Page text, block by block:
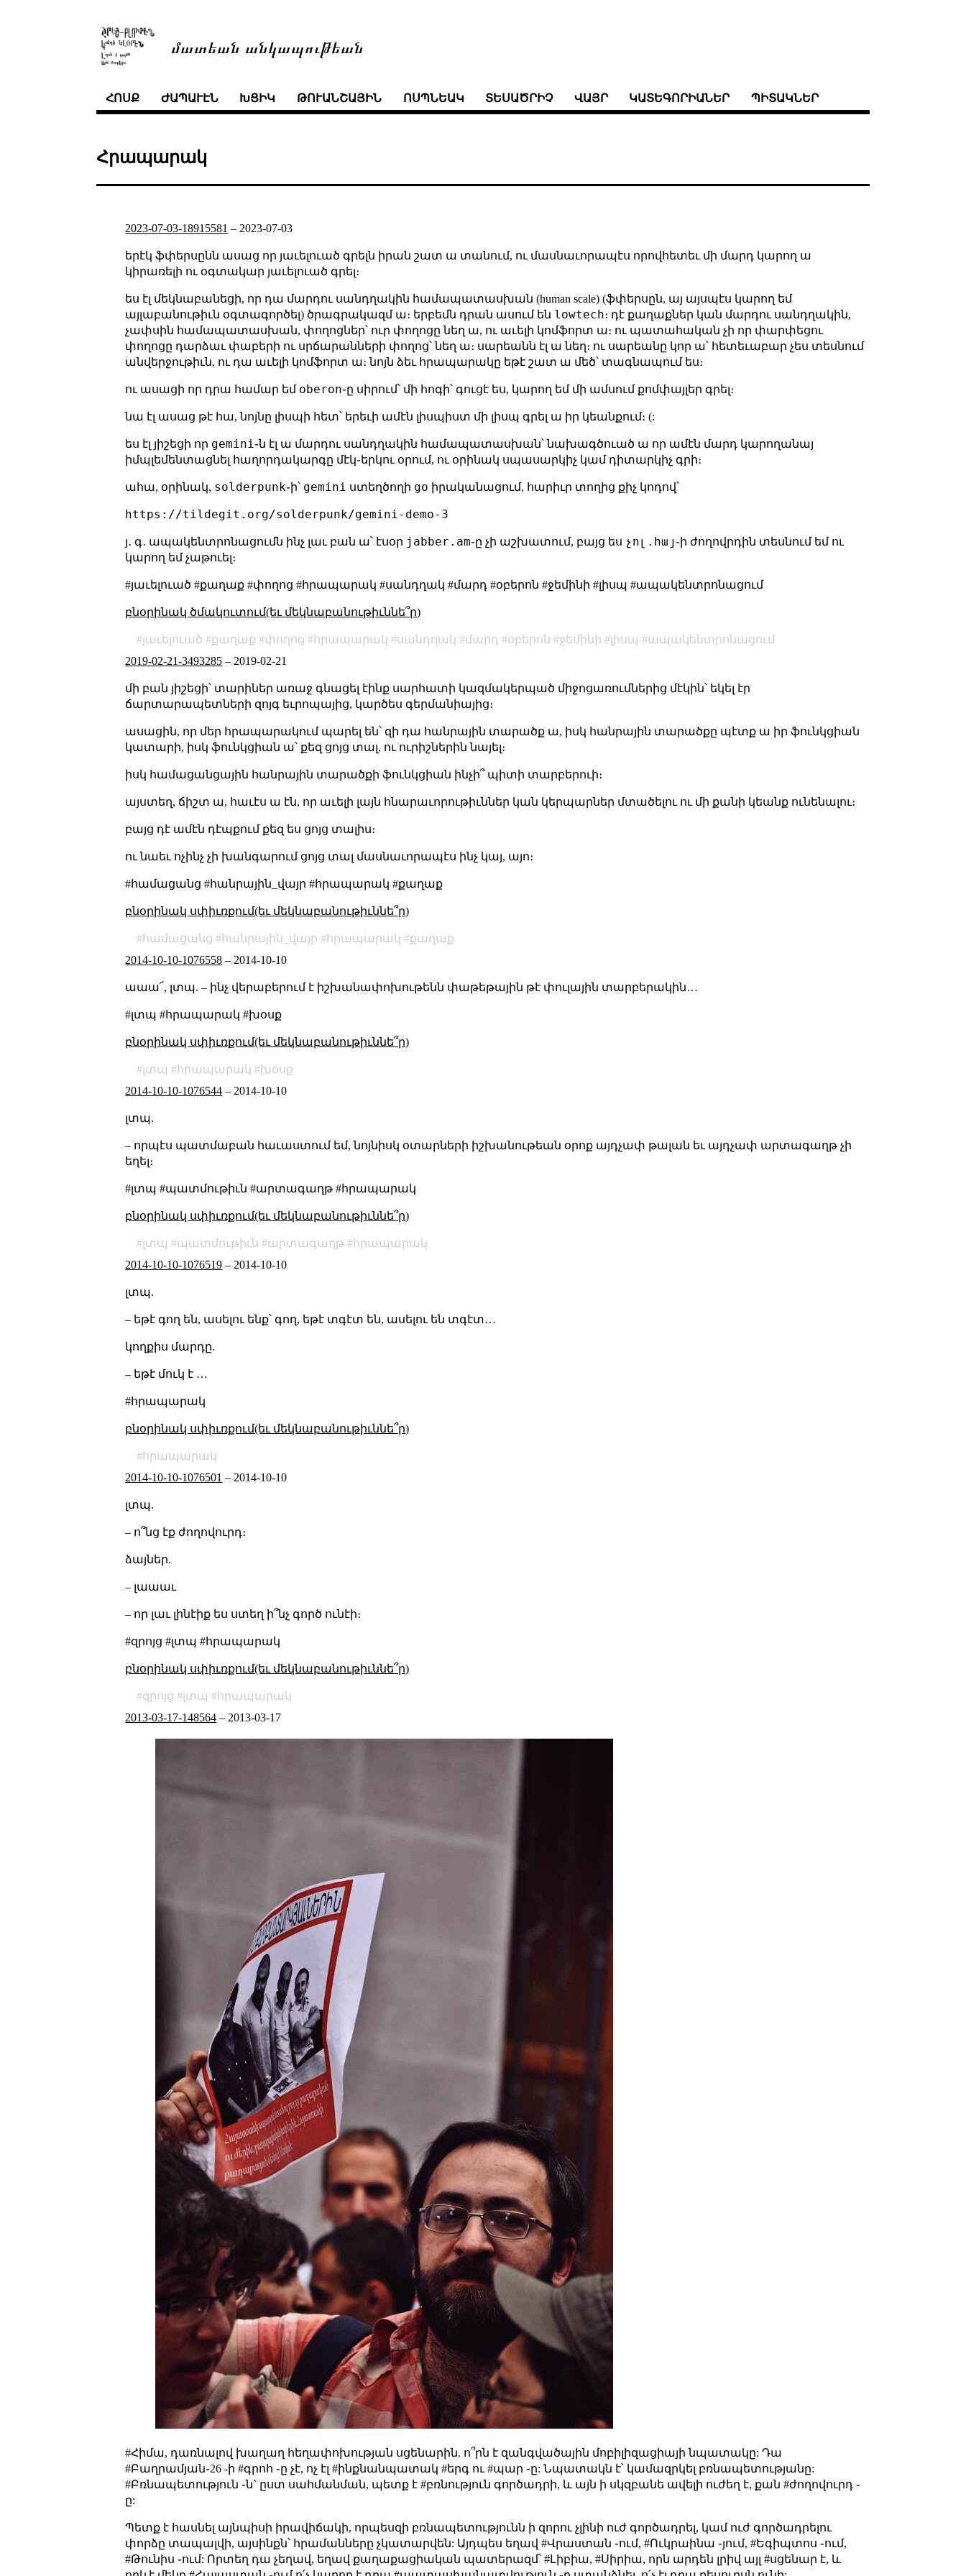
մատեան անկապութեան
ՀՈՍՔ ԺԱՊԱՒԷՆ ԽՑԻԿ ԹՈՒԱՆՇԱՅԻՆ ՈՍՊՆԵԱԿ ՏԵՍԱԾՐԻՉ ՎԱՅՐ ԿԱՏԵԳՈՐԻԱՆԵՐ ՊԻՏԱԿՆԵՐ
Հրապարակ
2023-07-03-18915581 – 2023-07-03
երէկ ֆփերսընն ասաց որ յաւելուած գրելն իրան շատ ա տանում, ու մասնաւորապէս որովհետեւ մի մարդ կարող ա
կիրառելի ու օգտակար յաւելուած գրել։
ես էլ մեկնաբանեցի, որ դա մարդու սանդղակին համապատասխան (human scale) (ֆփերսըն, այ այսպէս կարող եմ
այլաբանութիւն օգտագործել) ծրագրակազմ ա։ երբեմն դրան ասում են lowtech։ դէ քաղաքներ կան մարդու սանդղակին,
չափսին համապատասխան, փողոցներ՝ ուր փողոցը նեղ ա, ու աւելի կոմֆորտ ա։ ու պատահական չի որ փարփեցու
փողոցը դարձաւ փաբերի ու սրճարանների փողոց՝ նեղ ա։ սարեանն էլ ա նեղ։ ու սարեանը կոր ա՝ հետեւաբար չես տեսնում
անվերջութիւն, ու դա աւելի կոմֆորտ ա։ նոյն ձեւ հրապարակը եթէ շատ ա մեծ՝ տագնապում ես։
ու ասացի որ դրա համար եմ oberon֊ը սիրում՝ մի հոգի՝ գուցէ ես, կարող եմ մի ամսում քոմփայլեր գրել։
նա էլ ասաց թէ հա, նոյնը լիսպի հետ՝ երեւի ամէն լիսպիստ մի լիսպ գրել ա իր կեանքում։ (:
ես էլ յիշեցի որ gemini֊ն էլ ա մարդու սանդղակին համապատասխան՝ նախագծուած ա որ ամէն մարդ կարողանայ
իմպլեմենտացնել հաղորդակարգը մէկ֊երկու օրում, ու օրինակ սպասարկիչ կամ դիտարկիչ գրի։
ահա, օրինակ, solderpunk֊ի՝ gemini ստեղծողի go իրականացում, հարիւր տողից քիչ կոդով՝
https://tildegit.org/solderpunk/gemini-demo-3
յ․ գ․ ապակենտրոնացումն ինչ լաւ բան ա՝ էսօր jabber.am֊ը չի աշխատում, բայց ես չոլ.հայ֊ի ժողովրդին տեսնում եմ ու
կարող եմ չաթուել։
#յաւելուած #քաղաք #փողոց #հրապարակ #սանդղակ #մարդ #օբերոն #ջեմինի #լիսպ #ապակենտրոնացում
բնօրինակ ծմակուտում(եւ մեկնաբանութիւննե՞ր)
յաւելուած քաղաք փողոց հրապարակ սանդղակ մարդ օբերոն ջեմինի լիսպ
ապակենտրոնացում
2019-02-21-3493285 – 2019-02-21
մի բան յիշեցի՝ տարիներ առաջ գնացել էինք սարհատի կազմակերպած միջոցառումներից մէկին՝ եկել էր
ճարտարապետների զոյգ եւրոպայից, կարծես գերմանիայից։
ասացին, որ մեր հրապարակում պարել են՝ զի դա հանրային տարածք ա, իսկ հանրային տարածքը պէտք ա իր ֆունկցիան
կատարի, իսկ ֆունկցիան ա՝ քեզ ցոյց տալ, ու ուրիշներին նայել։
իսկ համացանցային հանրային տարածքի ֆունկցիան ինչի՞ պիտի տարբերուի։
այստեղ, ճիշտ ա, հաւէս ա էն, որ աւելի լայն հնարաւորութիւններ կան կերպարներ մտածելու ու մի քանի կեանք ունենալու։
բայց դէ ամէն դէպքում քեզ ես ցոյց տալիս։
ու նաեւ ոչինչ չի խանգարում ցոյց տալ մասնաւորապէս ինչ կայ, այո։
#համացանց #հանրային_վայր #հրապարակ #քաղաք
բնօրինակ սփիւռքում(եւ մեկնաբանութիւննե՞ր)
համացանց հանրային_վայր հրապարակ
քաղաք
2014-10-10-1076558 – 2014-10-10
աաա՜, լտպ. – ինչ վերաբերում է իշխանափոխութենն փաթեթային թէ փուլային տարբերակին…
#լտպ #հրապարակ #խօսք
բնօրինակ սփիւռքում(եւ մեկնաբանութիւննե՞ր)
լտպ հրապարակ
խօսք
2014-10-10-1076544 – 2014-10-10
լտպ.
– որպէս պատմաբան հաւաստում եմ, նոյնիսկ օտարների իշխանութեան օրոք այդչափ թալան եւ այդչափ արտագաղթ չի
եղել։
#լտպ #պատմութիւն #արտագաղթ #հրապարակ
բնօրինակ սփիւռքում(եւ մեկնաբանութիւննե՞ր)
լտպ պատմութիւն արտագաղթ
հրապարակ
2014-10-10-1076519 – 2014-10-10
լտպ.
– եթէ գող են, ասելու ենք՝ գող, եթէ տգէտ են, ասելու են տգէտ…
կողքիս մարդը.
– եթէ մուկ է …
#հրապարակ
բնօրինակ սփիւռքում(եւ մեկնաբանութիւննե՞ր)
հրապարակ
2014-10-10-1076501 – 2014-10-10
լտպ.
– ո՞նց էք ժողովուրդ։
ձայներ.
– լաաաւ
– որ լաւ լինէիք ես ստեղ ի՞նչ գործ ունէի։
#զրոյց #լտպ #հրապարակ
բնօրինակ սփիւռքում(եւ մեկնաբանութիւննե՞ր)
զրոյց լտպ
հրապարակ
2013-03-17-148564 – 2013-03-17
#Հիմա, դառնալով խաղաղ հեղափոխության սցենարին. ո՞րն է զանգվածային մոբիլիզացիայի նպատակը: Դա
#Բաղրամյան֊26 -ի #գրոհ ֊ը չէ, ոչ էլ #ինքնանպատակ #երգ ու #պար ֊ը: Նպատակն է՝ կամազրկել բռնապետությանը:
#Բռնապետություն ֊ն` ըստ սահմանման, պետք է #բռնություն գործադրի, և այն ի սկզբանե ավելի ուժեղ է, քան #ժողովուրդ ֊
ը:
Պետք է հասնել այնպիսի իրավիճակի, որպեսզի բռնապետությունն ի զորու չլինի ուժ գործադրել, կամ ուժ գործադրելու
փորձը տապալվի, այսինքն՝ հրամանները չկատարվեն: Այդպես եղավ #Վրաստան ֊ում, #Ուկրաինա ֊յում, #Եգիպտոս ֊ում,
#Թունիս ֊ում: Որտեղ դա չեղավ, եղավ քաղաքացիական պատերազմ՝ #Լիբիա, #Սիրիա, որն արդեն լրիվ այլ #սցենար է, և